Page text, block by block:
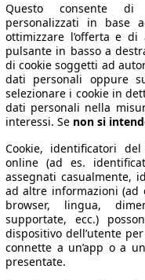
Questo consente di
personalizzati in base
ottimizzare l’offerta e
pulsante in basso a
di cookie soggetti ad
dati personali oppure
selezionare i cookie in
dati personali nella
interessi. Se non si
Cookie, identificatori
online (ad es.
assegnati casualmente,
ad altre informazioni (ad
browser, lingua,
supportate, ecc.)
dispositivo dell’utente
connette a un’app o a
presentate.